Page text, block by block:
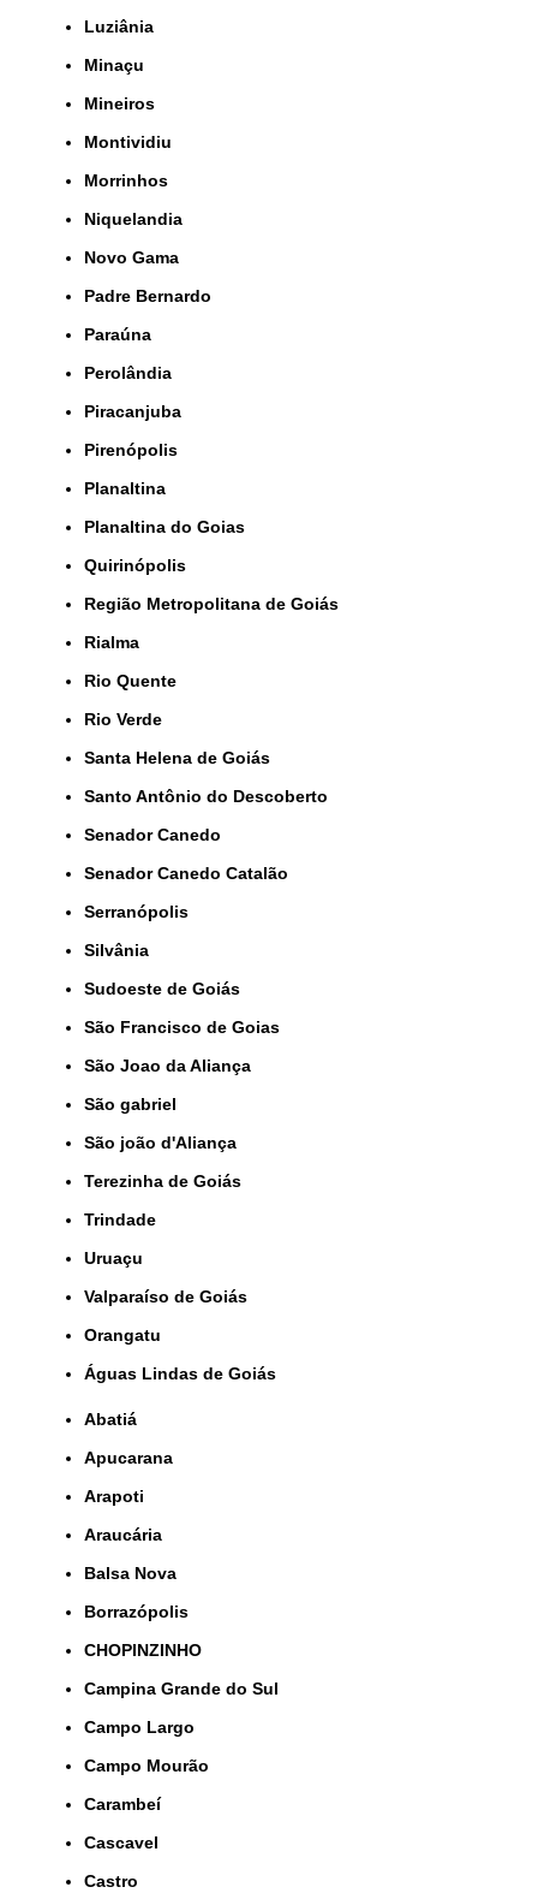
Luziânia
Minaçu
Mineiros
Montividiu
Morrinhos
Niquelandia
Novo Gama
Padre Bernardo
Paraúna
Perolândia
Piracanjuba
Pirenópolis
Planaltina
Planaltina do Goias
Quirinópolis
Região Metropolitana de Goiás
Rialma
Rio Quente
Rio Verde
Santa Helena de Goiás
Santo Antônio do Descoberto
Senador Canedo
Senador Canedo Catalão
Serranópolis
Silvânia
Sudoeste de Goiás
São Francisco de Goias
São Joao da Aliança
São gabriel
São joão d'Aliança
Terezinha de Goiás
Trindade
Uruaçu
Valparaíso de Goiás
orangatu
Águas Lindas de Goiás
Abatiá
Apucarana
Arapoti
Araucária
Balsa Nova
Borrazópolis
CHOPINZINHO
Campina Grande do Sul
Campo Largo
Campo Mourão
Carambeí
Cascavel
Castro